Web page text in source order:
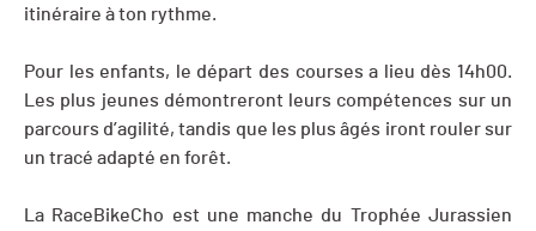
itinéraire à ton rythme.
Pour les enfants, le départ des courses a lieu dès 14h00.
Les plus jeunes démontreront leurs compétences sur un
parcours d’agilité, tandis que les plus âgés iront rouler sur
un tracé adapté en forêt.
La RaceBikeCho est une manche du Trophée Jurassien